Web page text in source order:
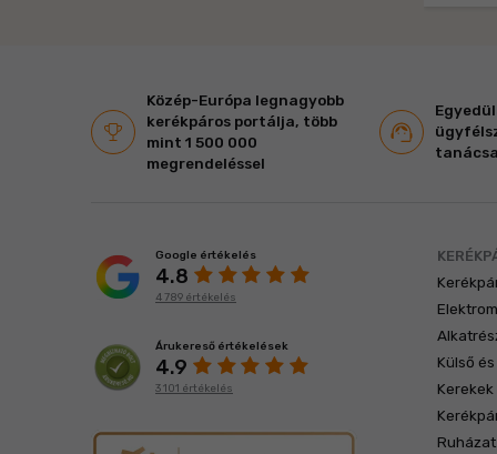
Közép-Európa legnagyobb
kerékpáros portálja, több
mint 1 500 000
megrendeléssel
Külső
Ruházat
Google értékelés
4.8
4 789 értékelés
Árukereső értékelések
4.9
3 101 értékelés